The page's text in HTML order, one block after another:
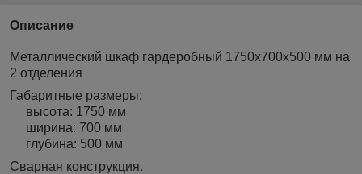
Описание
Металлический шкаф гардеробный 1750х700х500 мм на
2 отделения
Габаритные размеры:
высота: 1750 мм
ширина: 700 мм
глубина: 500 мм
Сварная конструкция.